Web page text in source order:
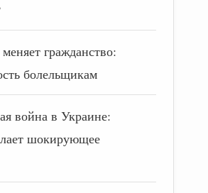
гражданство:
болельщикам
война в Украине:
шокирующее